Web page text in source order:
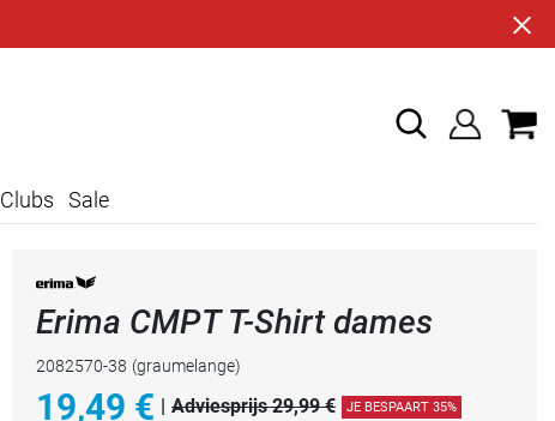
Clubs Sale
Erima CMPT T-Shirt dames
2082570-38 (graumelange)
19,49 € Adviesprijs 29,99 € JE BESPAART 35%